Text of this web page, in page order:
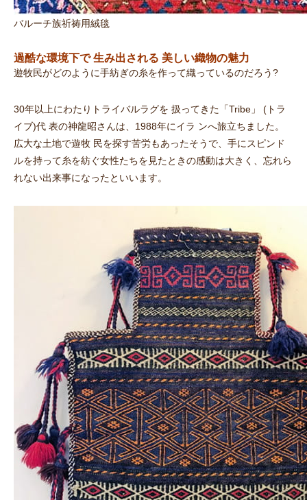
バルーチ族祈祷用絨毯
過酷な環境下で生み出される 美しい織物の魅力
遊牧民がどのように手紡ぎの糸を作って織っているのだろう?
30年以上にわたりトライバルラグを 扱ってきた「Tribe」 (トラ
イブ)代 表の神龍昭さんは、1988年にイラ ンへ旅立ちました。
広大な土地で遊牧 民を探す苦労もあったそうで、手にスピンド
ルを持って糸を紡ぐ女性たちを見たときの感動は大きく、忘れら
れない出来事になったといいます。